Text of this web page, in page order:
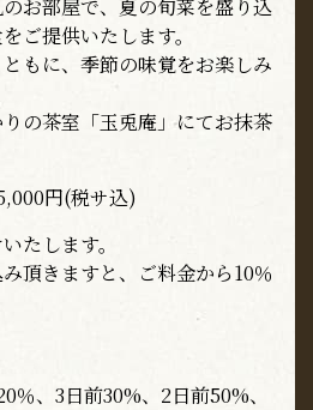
お部屋で、夏の旬菜を盛り込
ご提供いたします。
もに、季節の味覚をお楽しみ
の茶室「玉兎庵」にてお抹茶
円(税サ込)
たします。
頂きますと、ご料金から10％
、3日前30%、2日前50%、